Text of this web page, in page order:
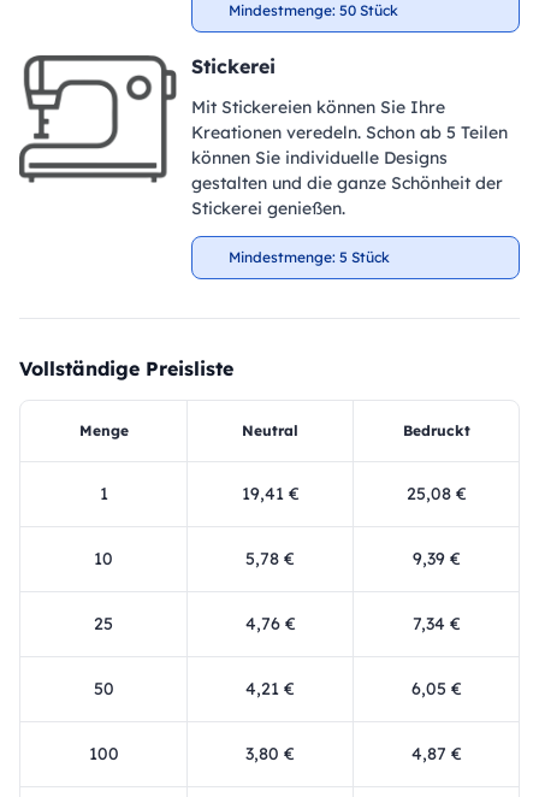
Mindestmenge: 50 Stück
Stickerei
Mit Stickereien können Sie Ihre
Kreationen veredeln. Schon ab 5 Teilen
können Sie individuelle Designs
gestalten und die ganze Schönheit der
Stickerei genießen.
Mindestmenge: 5 Stück
Vollständige Preisliste
Menge Neutral Bedruckt
1 19,41 € 25,08 €
10 5,78 € 9,39 €
25 4,76 € 7,34 €
50 4,21 € 6,05 €
100 3,80 € 4,87 €